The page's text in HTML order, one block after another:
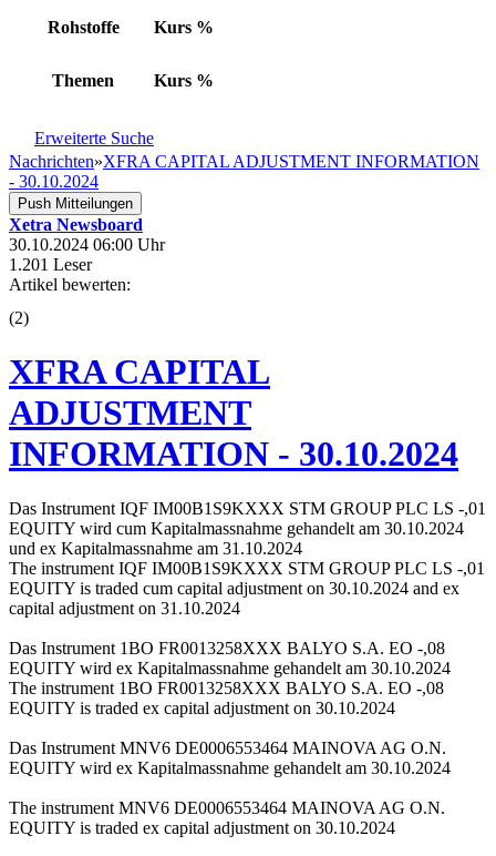
Rohstoffe Kurs %
Themen Kurs %
Erweiterte Suche
Nachrichten»XFRA CAPITAL ADJUSTMENT INFORMATION
- 30.10.2024
Push Mitteilungen
Xetra Newsboard
30.10.2024 06:00 Uhr
1.201 Leser
Artikel bewerten:
(2)
XFRA CAPITAL
ADJUSTMENT
INFORMATION - 30.10.2024
Das Instrument IQF IM00B1S9KXXX STM GROUP PLC LS -,01
EQUITY wird cum Kapitalmassnahme gehandelt am 30.10.2024
und ex Kapitalmassnahme am 31.10.2024
The instrument IQF IM00B1S9KXXX STM GROUP PLC LS -,01
EQUITY is traded cum capital adjustment on 30.10.2024 and ex
capital adjustment on 31.10.2024
Das Instrument 1BO FR0013258XXX BALYO S.A. EO -,08
EQUITY wird ex Kapitalmassnahme gehandelt am 30.10.2024
The instrument 1BO FR0013258XXX BALYO S.A. EO -,08
EQUITY is traded ex capital adjustment on 30.10.2024
Das Instrument MNV6 DE0006553464 MAINOVA AG O.N.
EQUITY wird ex Kapitalmassnahme gehandelt am 30.10.2024
The instrument MNV6 DE0006553464 MAINOVA AG O.N.
EQUITY is traded ex capital adjustment on 30.10.2024